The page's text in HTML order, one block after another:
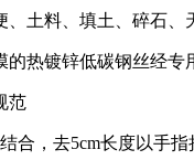
料、填土、碎石、
镀锌低碳钢丝经专
范
，去5cm长度以手指